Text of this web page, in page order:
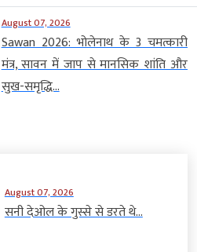
August 07, 2026
Sawan 2026: भोलेनाथ के 3 चमत्कारी
मंत्र, सावन में जाप से मानसिक शांति और
सुख-समृद्धि...
August 07, 2026
सनी देओल के गुस्से से डरते थे...